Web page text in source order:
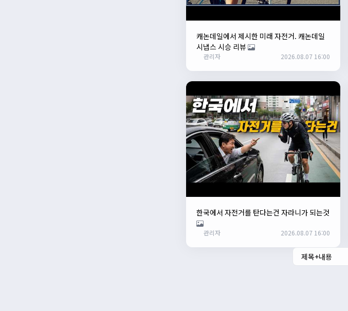
캐논데일에서 제시한 미래 자전거. 캐논데일
시냅스 시승 리뷰
관리자 2026.08.07 16:00
한국에서 자전거를 탄다는건 자라니가 되는것
관리자 2026.08.07 16:00